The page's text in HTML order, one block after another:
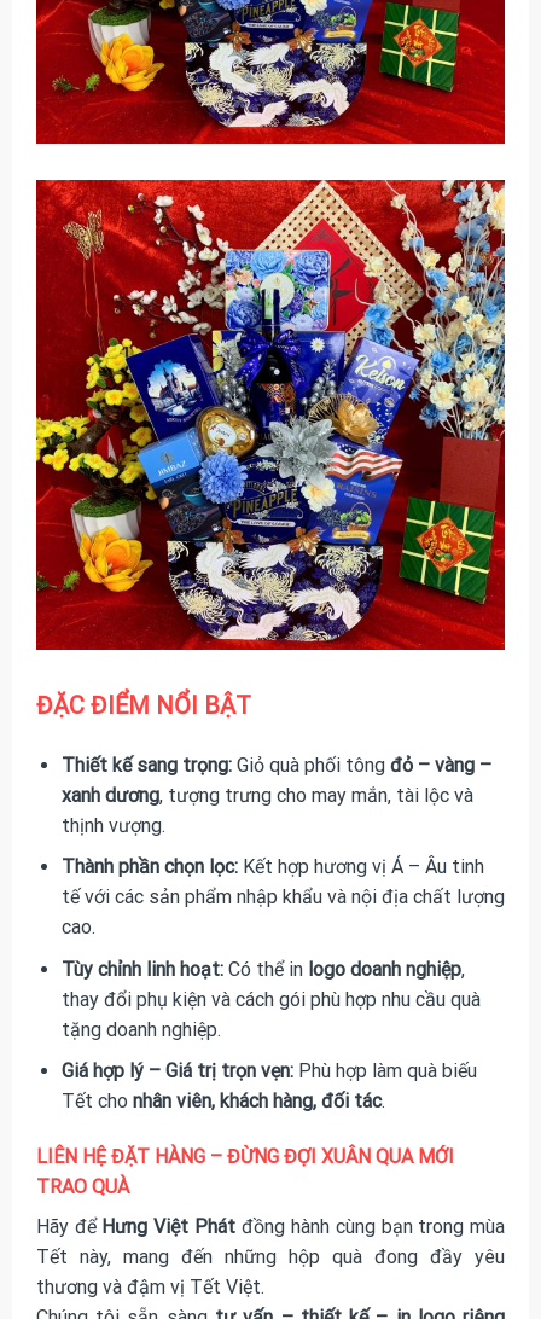
ĐẶC ĐIỂM NỔI BẬT
Thiết kế sang trọng:Giỏ quà phối tông đỏ – vàng –
xanh dương, tượng trưng cho may mắn, tài lộc và
thịnh vượng.
Thành phần chọn lọc:Kết hợp hương vị Á – Âu tinh
tế với các sản phẩm nhập khẩu và nội địa chất lượng
cao.
Tùy chỉnh linh hoạt:Có thể in logo doanh nghiệp,
thay đổi phụ kiện và cách gói phù hợp nhu cầu quà
tặng doanh nghiệp.
Giá hợp lý – Giá trị trọn vẹn:Phù hợp làm quà biếu
Tết cho nhân viên, khách hàng, đối tác.
LIÊN HỆ ĐẶT HÀNG – ĐỪNG ĐỢI XUÂN QUA MỚI
TRAO QUÀ
Hãy để Hưng Việt Phát đồng hành cùng bạn trong mùa
Tết này, mang đến những hộp quà đong đầy yêu
thương và đậm vị Tết Việt.